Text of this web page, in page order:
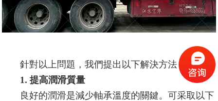
針對以上問題，我們提出以下解決方法：
1. 提高潤滑質量
良好的潤滑是減少軸承溫度的關鍵。可采取以下